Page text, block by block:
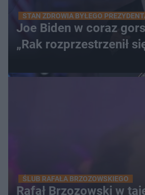
STAN ZDROWIA BYŁEGO
Joe Biden w coraz
„Rak rozprzestrzenił
ŚLUB RAFAŁA BRZOZOWSKIEGO
Rafał Brzozowski w